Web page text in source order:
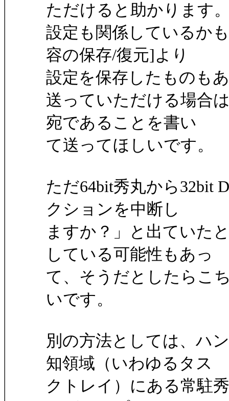
ただけると助かります
設定も関係しているか
容の保存/復元]より
設定を保存したものも
送っていただける場合
宛であることを書い
て送ってほしいです。
ただ64bit秀丸から32bit
クションを中断し
ますか？」と出ていた
している可能性もあっ
て、そうだとしたらこ
いです。
別の方法としては、ハ
知領域（いわゆるタス
クトレイ）にある常駐